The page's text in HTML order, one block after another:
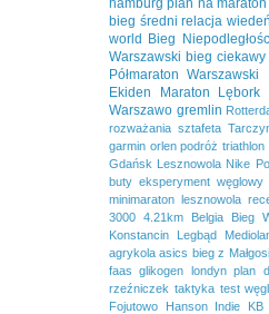
bieg średni relacja
world Bieg
Warszawski bieg ciekawy
Półmaraton Warszawski
Ekiden
Maraton Lębork
Warszawo gremlin
rozważania sztafeta
garmin orlen podróż triathlon
Gdańsk Lesznowola Nike
buty eksperyment węglowy
minimaraton lesznowola
3000 4.21km Belgia
Bieg
Konstancin
Legbąd
agrykola asics bieg z
faas
glikogen londyn plan
rzeźniczek taktyka test
Fojutowo
Hanson Indie
KB